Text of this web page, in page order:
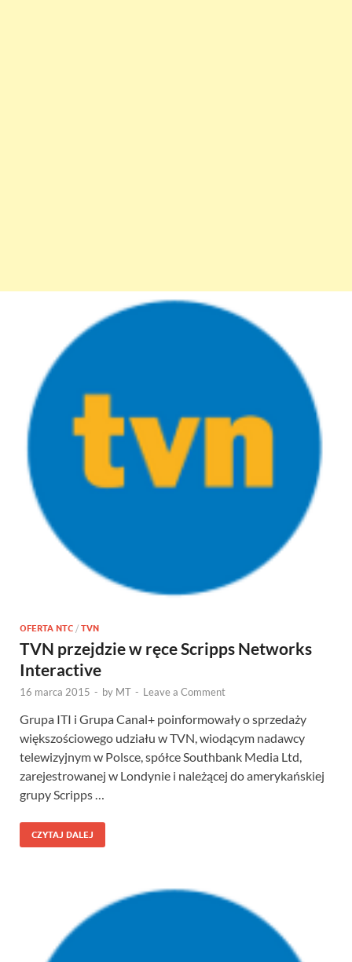
OFERTA NTC / TVN
TVN przejdzie w ręce Scripps Networks
Interactive
16 marca 2015 - by MT - Leave a Comment
Grupa ITI i Grupa Canal+ poinformowały o sprzedaży
większościowego udziału w TVN, wiodącym nadawcy
telewizyjnym w Polsce, spółce Southbank Media Ltd,
zarejestrowanej w Londynie i należącej do amerykańskiej
grupy Scripps …
CZYTAJ DALEJ